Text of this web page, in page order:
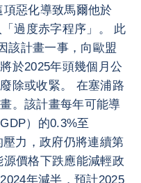
惡化導致馬爾他於
過度赤字程序」。 此
該計畫一事，向歐盟
於2025年頭幾個月公
除或收緊。 在塞浦路
。該計畫每年可能導
）的0.3%至
力，政府仍將連續第
價格下跌應能減輕政
年減半，預計2025